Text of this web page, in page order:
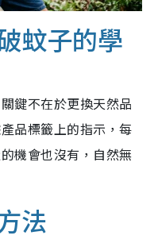
蚊子的學
鍵不在於更換天然品
品標籤上的指示，每
機會也沒有，自然無
法